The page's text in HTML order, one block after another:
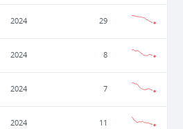
2024 29
2024 8
2024 7
2024 11